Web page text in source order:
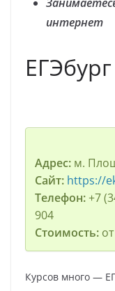
интернет
ЕГЭбург
Адрес:м.
Сайт: https://
Телефон:+7
904
Стоимость:
Курсов много —